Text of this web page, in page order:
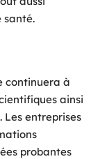
santé.
continuera à
ainsi
Les entreprises
probantes